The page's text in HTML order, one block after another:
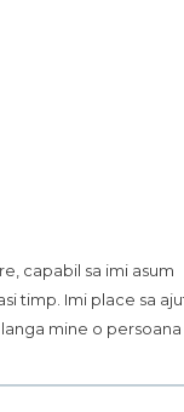
capabil sa imi asum
timp. Imi place sa
mine o persoana